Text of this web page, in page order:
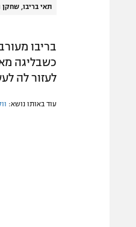
תאי בריבו, שחקן
לעזור לה
עוד באותו נושא: